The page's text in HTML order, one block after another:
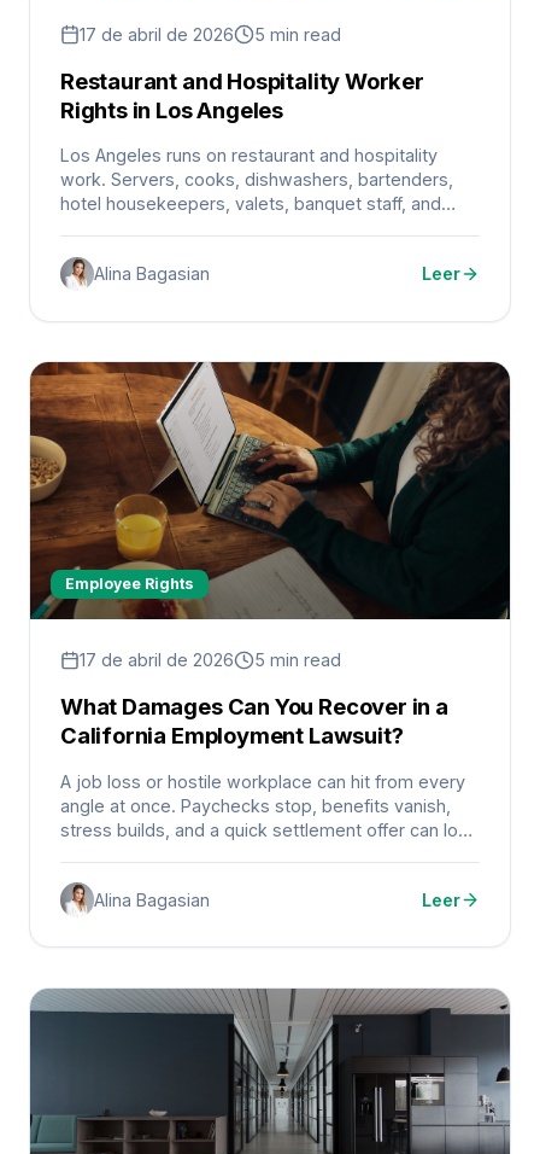
17 de abril de 2026 5 min read
Restaurant and Hospitality Worker
Rights in Los Angeles
Los Angeles runs on restaurant and hospitality
work. Servers, cooks, dishwashers, bartenders,
hotel housekeepers, valets, banquet staff, and
Alina Bagasian Leer
Employee Rights
17 de abril de 2026 5 min read
What Damages Can You Recover in a
California Employment Lawsuit?
A job loss or hostile workplace can hit from every
angle at once. Paychecks stop, benefits vanish,
stress builds, and a quick settlement offer can look
Alina Bagasian Leer